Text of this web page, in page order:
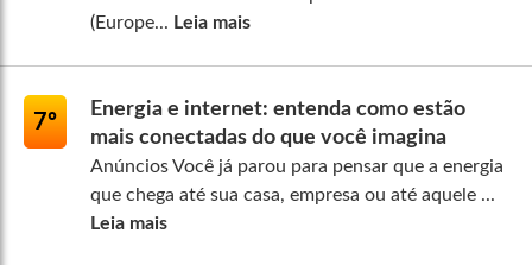
(Europe... Leia mais
7º
Energia e internet: entenda como estão
mais conectadas do que você imagina
Anúncios Você já parou para pensar que a energia
que chega até sua casa, empresa ou até aquele ...
Leia mais